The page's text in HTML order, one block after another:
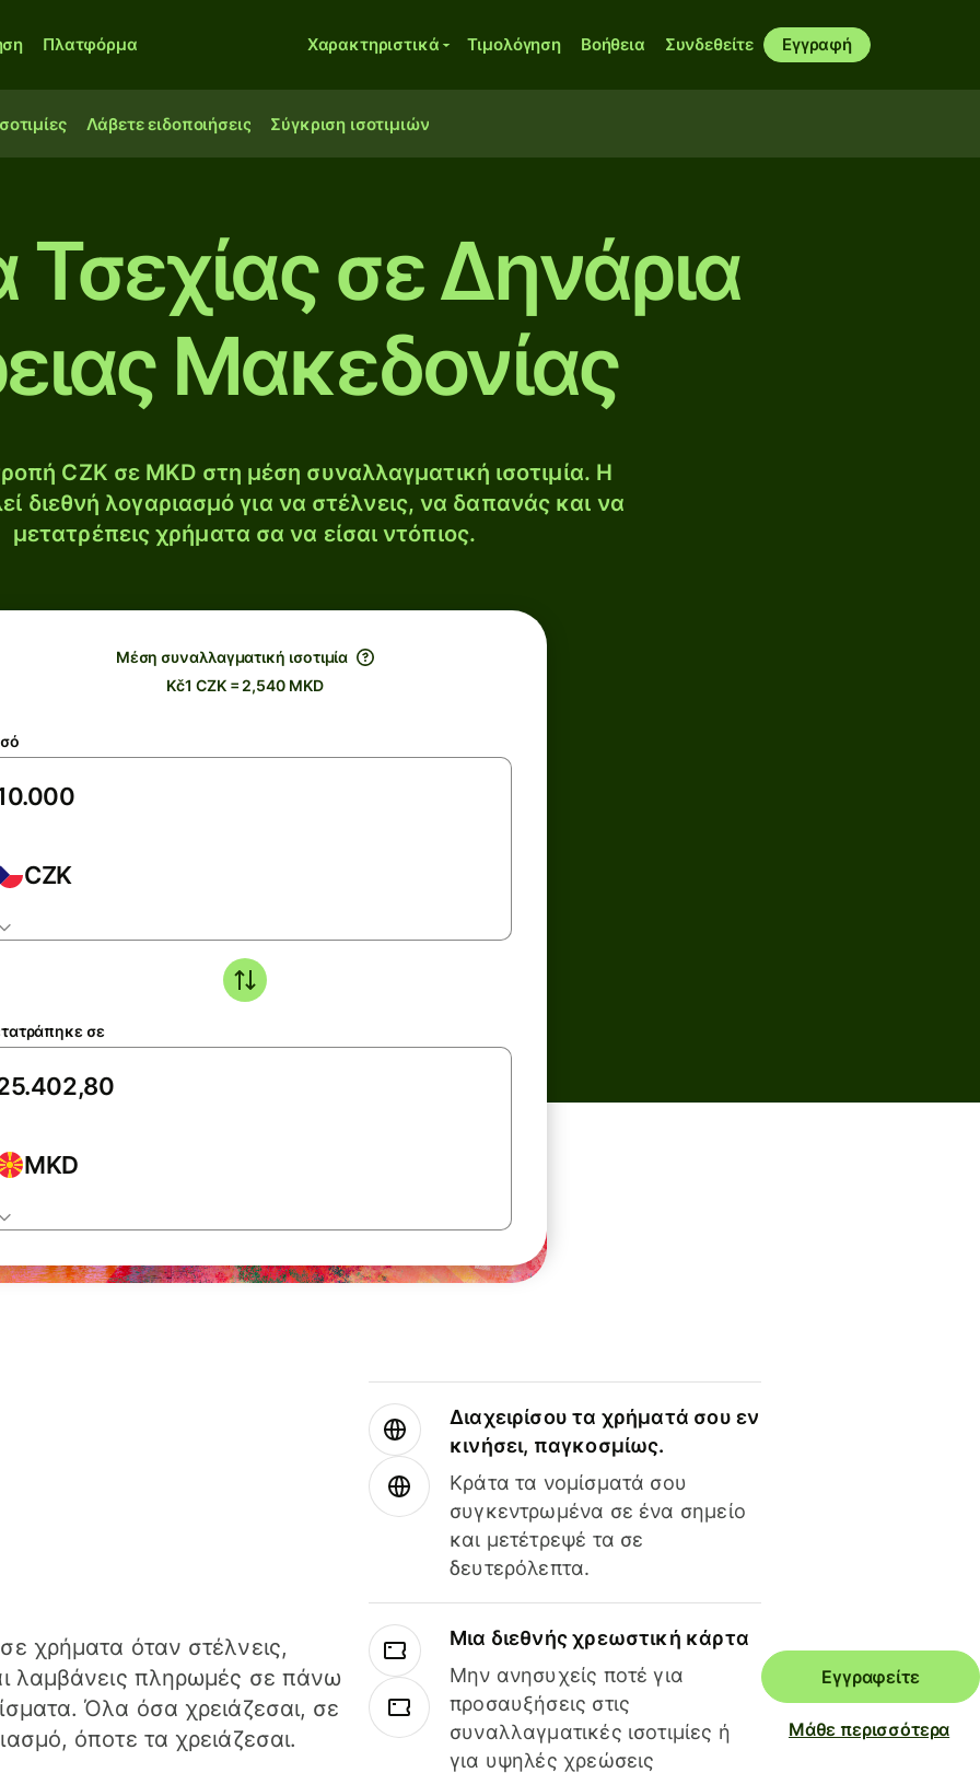
Πλατφόρμα Χαρακτηριστικά Τιμολόγηση Βοήθεια Συνδεθείτε Εγγραφή
Λάβετε ειδοποιήσεις Σύγκριση ισοτιμιών
σε Δηνάρια
Μακεδονίας
CZK σε MKD στη μέση συναλλαγματική ισοτιμία. Η
διεθνή λογαριασμό για να στέλνεις, να δαπανάς και να
μετατρέπεις χρήματα σα να είσαι ντόπιος.
Μέση συναλλαγματική ισοτιμία
Kč1 CZK = 2,540 MKD
CZK
σε
MKD
χρήματα όταν στέλνεις,
λαμβάνεις πληρωμές σε πάνω
Όλα όσα χρειάζεσαι, σε
όποτε τα χρειάζεσαι.
Διαχειρίσου τα χρήματά σου εν
κινήσει, παγκοσμίως.
Κράτα τα νομίσματά σου
συγκεντρωμένα σε ένα σημείο
και μετέτρεψέ τα σε
δευτερόλεπτα.
Μια διεθνής χρεωστική κάρτα
Μην ανησυχείς ποτέ για
προσαυξήσεις στις
συναλλαγματικές ισοτιμίες ή
για υψηλές χρεώσεις
Εγγραφείτε
Μάθε περισσότερα